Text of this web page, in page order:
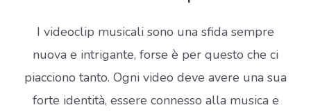
I videoclip musicali sono una sfida sempre
nuova e intrigante, forse è per questo che ci
piacciono tanto. Ogni video deve avere una sua
forte identità, essere connesso alla musica e